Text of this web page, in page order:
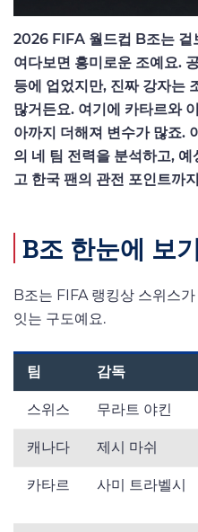
2026 FIFA 월드컵 B조는 겉
여다보면 흥미로운 조예요.
등에 업었지만, 진짜 강자는
많거든요. 여기에 카타르와
아까지 더해져 변수가 많죠.
의 네 팀 전력을 분석하고,
고 한국 팬의 관전 포인트까
B조 한눈에 보기
B조는 FIFA 랭킹상 스위스
잇는 구도예요.
팀 감독
스위스 무라트 야킨
캐나다 제시 마쉬
카타르 사미 트라벨시